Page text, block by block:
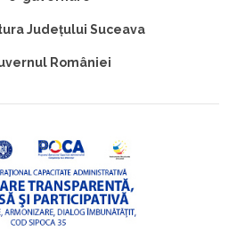
Judeţului Suceava
României